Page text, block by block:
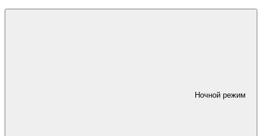
Ночной режим